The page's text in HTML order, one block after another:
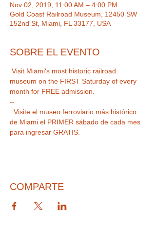
Nov 02, 2019, 11:00 AM – 4:00 PM
Gold Coast Railroad Museum, 12450 SW
152nd St, Miami, FL 33177, USA
SOBRE EL EVENTO
Visit Miami's most historic railroad
museum on the FIRST Saturday of every
month for FREE admission.
--
Visite el museo ferroviario más histórico
de Miami el PRIMER sábado de cada mes
para ingresar GRATIS.
COMPARTE